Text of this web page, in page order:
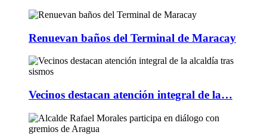
Renuevan baños del Terminal de Maracay
Vecinos destacan atención integral de la…